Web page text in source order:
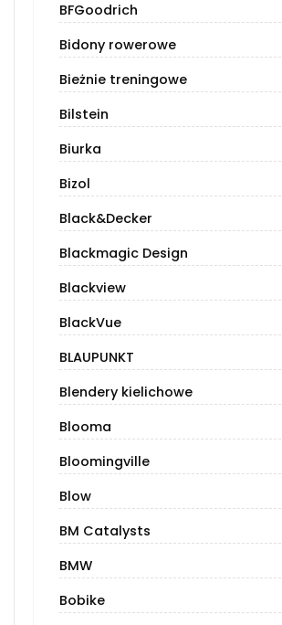
BFGoodrich
Bidony rowerowe
Bieżnie treningowe
Bilstein
Biurka
Bizol
Black&Decker
Blackmagic Design
Blackview
BlackVue
BLAUPUNKT
Blendery kielichowe
Blooma
Bloomingville
Blow
BM Catalysts
BMW
Bobike